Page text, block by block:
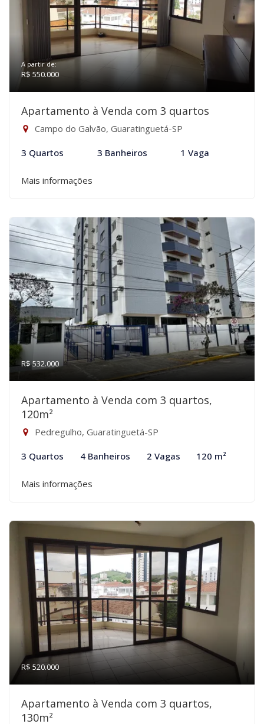
A partir de:
R$ 550.000
Apartamento à Venda com 3 quartos
Campo do Galvão, Guaratinguetá-SP
3 Quartos 3 Banheiros 1 Vaga
Mais informações
R$ 532.000
Apartamento à Venda com 3 quartos,
120m²
Pedregulho, Guaratinguetá-SP
3 Quartos 4 Banheiros 2 Vagas 120 m²
Mais informações
R$ 520.000
Apartamento à Venda com 3 quartos,
130m²